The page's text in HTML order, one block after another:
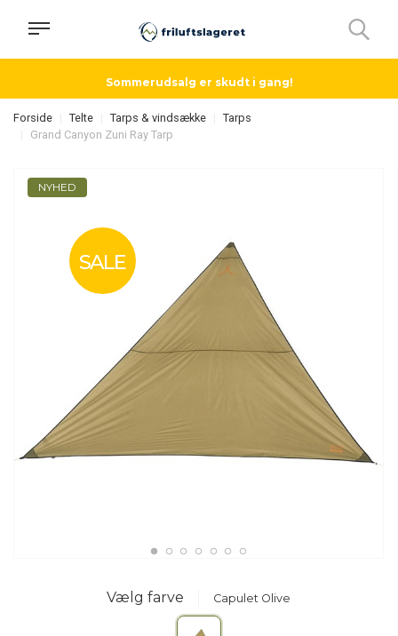
Sommerudsalg er skudt i gang!
Forside Telte Tarps & vindsække
Tarps
Grand Canyon Zuni Ray Tarp
NYHED
SALE
Vælg farve Capulet Olive